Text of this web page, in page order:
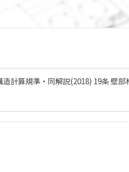
計算規準・同解説(2018) 19条 壁部